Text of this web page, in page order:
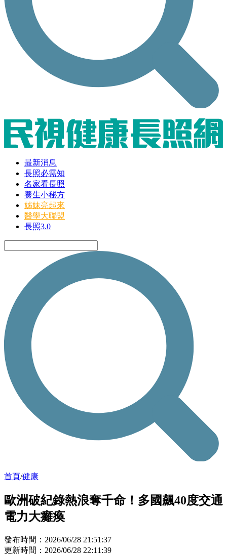
最新消息
長照必需知
名家看長照
養生小秘方
姊妹亮起來
醫學大聯盟
長照3.0
首頁/健康
歐洲破紀錄熱浪奪千命！多國飆40度交通
電力大癱瘓
發布時間：2026/06/28 21:51:37
更新時間：2026/06/28 22:11:39